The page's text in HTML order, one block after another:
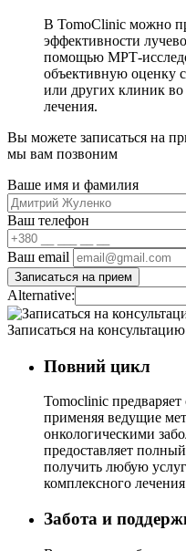
В TomoClinic можно
эффективности
помощью МРТ-
объективную оценку
или других клиник
лечения.
Вы можете записаться на
мы вам позвоним
Ваше имя и фамилия
Ваш телефон
Ваш email
Alternative:
Записаться на консультацию
Повний цикл
Tomoclinic
применяя ведущие
онкологическими
предоставляет
получить любую
комплексного
Забота и